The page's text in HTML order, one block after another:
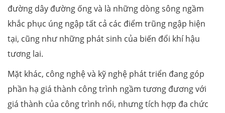
đường dây đường ống và là những dòng sông ngầm
khắc phục úng ngập tất cả các điểm trũng ngập hiện
tại, cũng như những phát sinh của biến đổi khí hậu
tương lai.
Mặt khác, công nghệ và kỹ nghệ phát triển đang góp
phần hạ giá thành công trình ngầm tương đương với
giá thành của công trình nổi, nhưng tích hợp đa chức